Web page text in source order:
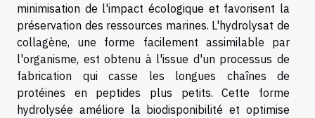
minimisation de l'impact écologique et favorisent la
préservation des ressources marines. L'hydrolysat de
collagène, une forme facilement assimilable par
l'organisme, est obtenu à l'issue d'un processus de
fabrication qui casse les longues chaînes de
protéines en peptides plus petits. Cette forme
hydrolysée améliore la biodisponibilité et optimise